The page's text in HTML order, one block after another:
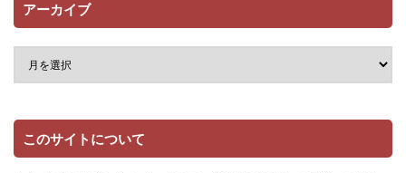
アーカイブ
このサイトについて